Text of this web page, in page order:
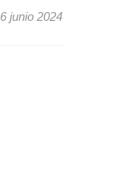
junio 2024